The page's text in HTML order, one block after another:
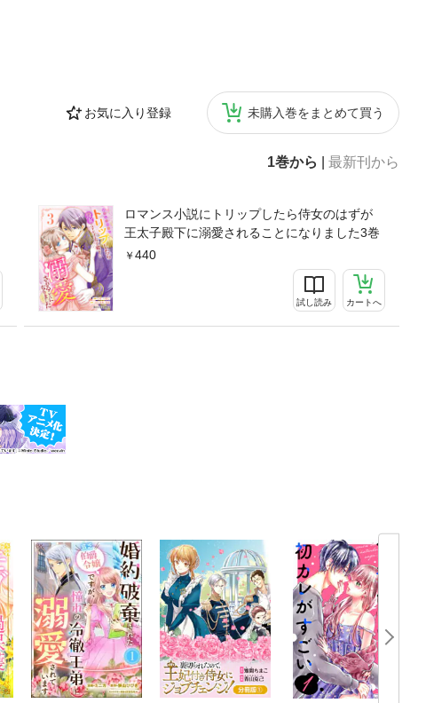
お気に入り登録 未購入巻をまとめて買う
1巻から 最新刊から
ロマンス小説にトリップしたら侍女のはずが
王太子殿下に溺愛されることになりました3巻
440
試し読み カートへ